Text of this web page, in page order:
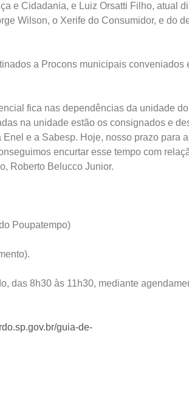
e Cidadania, e Luiz Orsatti Filho, atual
Wilson, o Xerife do Consumidor, e do
a Procons municipais conveniados
fica nas dependências da unidade do
na unidade estão os consignados e
e a Sabesp. Hoje, nosso prazo para a
encurtar esse tempo com
Roberto Belucco Junior.
Poupatempo)
das 8h30 às 11h30, mediante
guia-de-